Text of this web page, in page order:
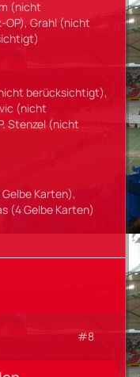
(nicht
Grahl (nicht
berücksichtigt),
(nicht
Stenzel (nicht
Karten),
(4 Gelbe Karten)
#8